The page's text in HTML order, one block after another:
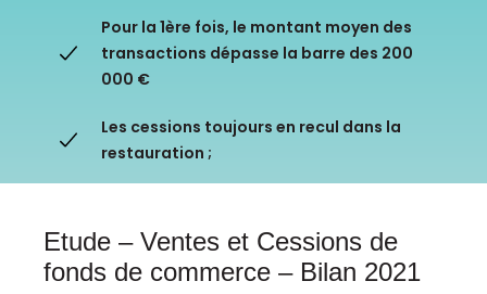
Notre groupe
Ressources
Pour la 1ère fois, le montant moyen des
transactions dépasse la barre des 200
000 €
Les cessions toujours en recul dans la
restauration ;
Etude – Ventes et Cessions de
fonds de commerce – Bilan 2021